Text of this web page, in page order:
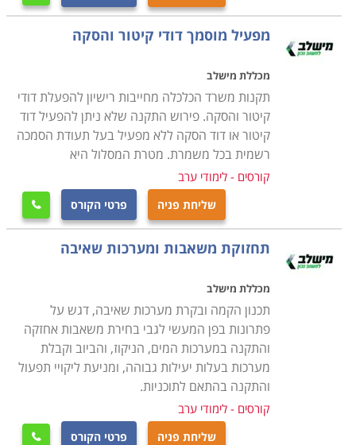
כלי המקצוע
קורס אינסטלציה כולל מגוון רחב של מיומנויות חיוניות
מים אפורים ושפכים, ביניהן קריאת תרשימי בניין כדי לזהות
היכן ממוקמת צנרת המים, הביוב והאיוורור שלו, טיפול
בנזילות והתקנות של מערכות אינסטלציה, אסלות וכלים
סניטריים, ברזים, מערכות חימום מים, זיהוי כשלים בציוד
ומערכות הצנרת והסיבות להם, התקנה, תיקון ואחזקה של
מתקני אינסטלציה פרטיים, מסחריים ותעשייתיים, כיווני
זרימה, תגובות כימיות ופיזיקליות של מים כשבאים במגע עם
חומרים שונים, זיהוי וסימון נקודות חיבור ומעברים של
צינורות בקירות ותחת רצפות, מדידה, חיתוך, כיפוף, השחלת
והברגת צנרת באופן ידני ובאמצעות ציוד מקצועי, טיפול
במערכות דודי שמש, חיבור צינורות ואבזרים באמצעות
שיטות הלחמה, מתאמים, חיבורים, מצמדים ומסעפים שונים,
בדיקת ואומדן דליפות בצינורות באמצעות מד לחץ מים
ואוויר. כל אלו מתוך מודעות והענות לכל תקני הבקרה
והבטיחות על פי תקנות החוק ואבטחת האיכות הנדרשת
מבעל מקצוע אחראי.
מפעיל מוסמך דודי קיטור והסקה
מכללת מישלב
תקנות משרד הכלכלה מחייבות רישיון להפעלת דודי
קיטור והסקה. פירוש התקנה שלא ניתן להפעיל דוד
קיטור או דוד הסקה ללא מפעיל בעל תעודת הסמכה
רשמית בכל משמרת. מטרת המסלול היא
קורסים - לימודי ערב
שליחת פניה פרטי הקורס 
תחזוקת משאבות ומערכות שאיבה
מכללת מישלב
תכנון הקמה ובקרת מערכות שאיבה, דגש על
פתרונות בפן המעשי לגבי בחירת משאבות אחזקה
והתקנה במערכות המים, הניקוז, והביוב וקבלת
מערכות בעלות יעילות גבוהה, ומניעת ליקויי תפעול
והתקנה בהתאם לתוכניות.
קורסים - לימודי ערב
שליחת פניה פרטי הקורס 